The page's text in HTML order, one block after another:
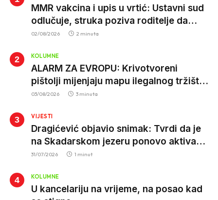
MMR vakcina i upis u vrtić: Ustavni sud
odlučuje, struka poziva roditelje da
vjeruju nauci
02/08/2026 2 minuta
KOLUMNE
ALARM ZA EVROPU: Krivotvoreni
pištolji mijenjaju mapu ilegalnog tržišta,
istrage ukazuju na proizvodnju van EU
03/08/2026 3 minuta
VIJESTI
Dragićević objavio snimak: Tvrdi da je
na Skadarskom jezeru ponovo aktivan
krivolov strujom
31/07/2026 1 minut
KOLUMNE
U kancelariju na vrijeme, na posao kad